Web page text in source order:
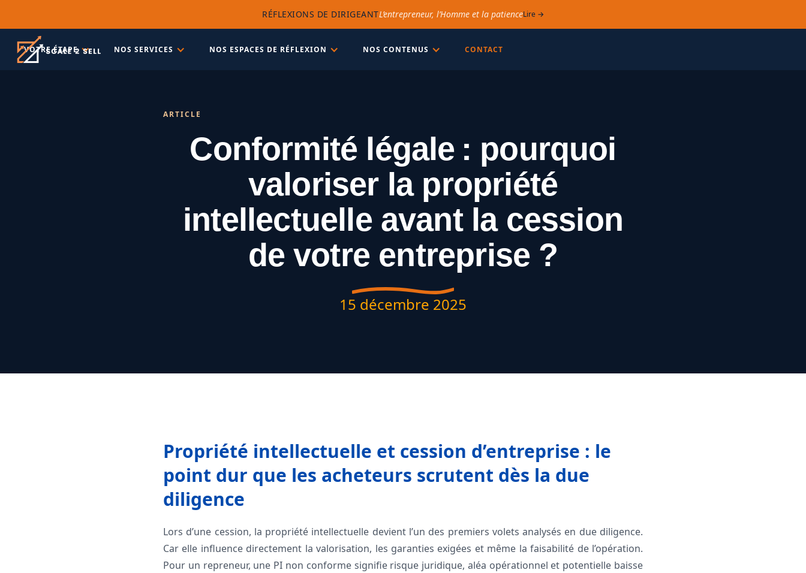
RÉFLEXIONS DE DIRIGEANTL’entrepreneur, l’Homme et la patienceLire →
VOTRE ÉTAPE NOS SERVICES NOS ESPACES DE RÉFLEXION NOS CONTENUS CONTACT
ARTICLE
Conformité légale : pourquoi
valoriser la propriété
intellectuelle avant la cession
de votre entreprise ?
15 décembre 2025
Propriété intellectuelle et cession d’entreprise : le
point dur que les acheteurs scrutent dès la due
diligence
Lors d’une cession, la propriété intellectuelle devient l’un des premiers volets analysés en due diligence.
Car elle influence directement la valorisation, les garanties exigées et même la faisabilité de l’opération.
Pour un repreneur, une PI non conforme signifie risque juridique, aléa opérationnel et potentielle baisse